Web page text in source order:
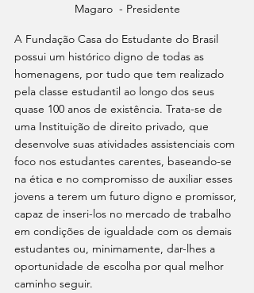
Magaro  - Presidente
A Fundação Casa do Estudante do Brasil
possui um histórico digno de todas as
homenagens, por tudo que tem realizado
pela classe estudantil ao longo dos seus
quase 100 anos de existência. Trata-se de
uma Instituição de direito privado, que
desenvolve suas atividades assistenciais com
foco nos estudantes carentes, baseando-se
na ética e no compromisso de auxiliar esses
jovens a terem um futuro digno e promissor,
capaz de inseri-los no mercado de trabalho
em condições de igualdade com os demais
estudantes ou, minimamente, dar-lhes a
oportunidade de escolha por qual melhor
caminho seguir.